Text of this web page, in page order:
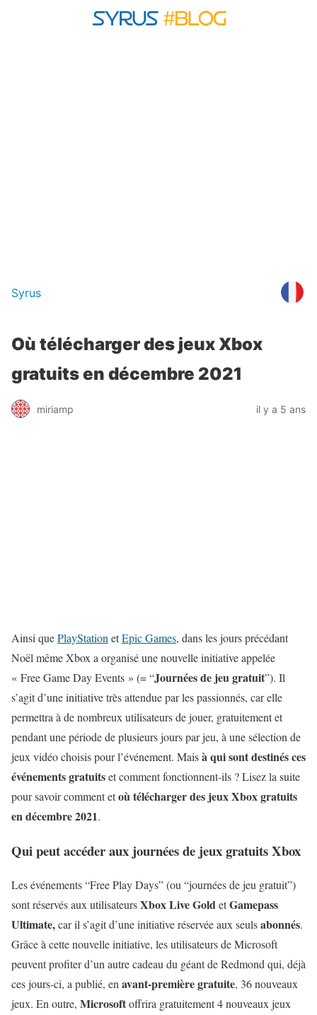
Syrus
Où télécharger des jeux Xbox
gratuits en décembre 2021
miriamp il y a 5 ans
Ainsi quePlayStation etEpic Games, dans les jours précédant
Noël même Xbox a organisé une nouvelle initiative appelée
« Free Game Day Events » (= “Journées de jeu gratuit”). Il
s’agit d’une initiative très attendue par les passionnés, car elle
permettra à de nombreux utilisateurs de jouer, gratuitement et
pendant une période de plusieurs jours par jeu, à une sélection de
jeux vidéo choisis pour l’événement. Maisà qui sont destinés ces
événements gratuitset comment fonctionnent-ils ? Lisez la suite
pour savoir comment etoù télécharger des jeux Xbox gratuits
en décembre 2021.
Qui peut accéder aux journées de jeux gratuits Xbox
Les événements “Free Play Days” (ou “journées de jeu gratuit”)
sont réservés aux utilisateursXbox Live GoldetGamepass
Ultimate,car il s’agit d’une initiative réservée aux seulsabonnés.
Grâce à cette nouvelle initiative, les utilisateurs de Microsoft
peuvent profiter d’un autre cadeau du géant de Redmond qui, déjà
ces jours-ci, a publié, enavant-première gratuite, 36 nouveaux
jeux. En outre, Microsoftoffrira gratuitement 4 nouveaux jeux